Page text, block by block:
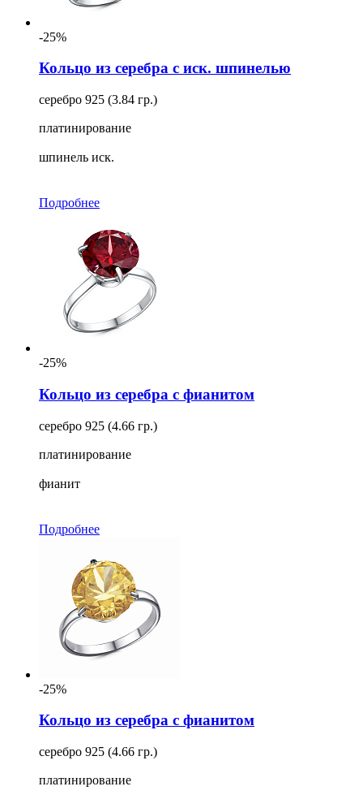
-25%
Кольцо из серебра с иск. шпинелью
серебро 925 (3.84 гр.)
платинирование
шпинель иск.
Подробнее
-25%
Кольцо из серебра с фианитом
серебро 925 (4.66 гр.)
платинирование
фианит
Подробнее
-25%
Кольцо из серебра с фианитом
серебро 925 (4.66 гр.)
платинирование